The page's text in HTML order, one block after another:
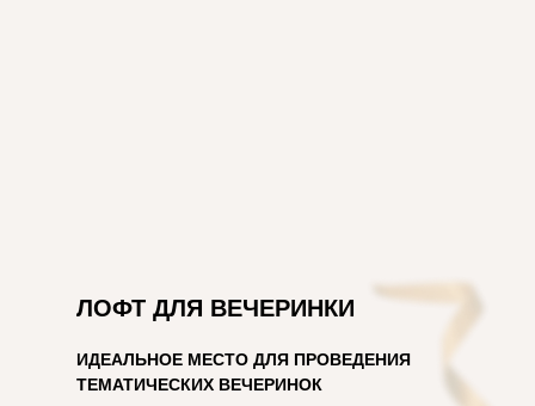
ИДЕАЛЬНОЕ МЕСТО ДЛЯ ПРОВЕДЕНИЯ
ТЕМАТИЧЕСКИХ ВЕЧЕРИНОК
ЛОФТ ДЛЯ ВЕЧЕРИНКИ